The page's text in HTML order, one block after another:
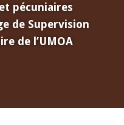
pécuniaires
de Supervision
de l’UMOA